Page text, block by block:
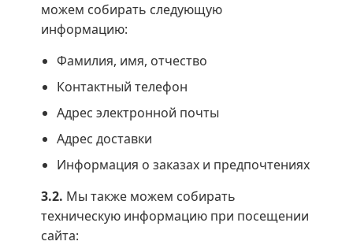
можем собирать следующую
информацию:
Фамилия, имя, отчество
Контактный телефон
Адрес электронной почты
Адрес доставки
Информация о заказах и предпочтениях
3.2. Мы также можем собирать
техническую информацию при посещении
сайта: